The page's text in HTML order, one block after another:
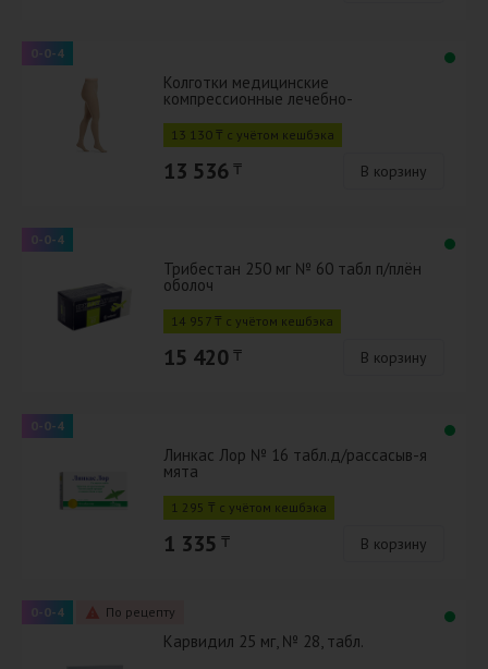
0-0-4
Колготки медицинские
компрессионные лечебно-
размеры 4 бежевый
13 130 ₸ с учётом кешбэка
13 536 ₸ В корзину
0-0-4
Трибестан 250 мг № 60 табл п/плён
оболоч
14 957 ₸ с учётом кешбэка
15 420 ₸ В корзину
0-0-4
Линкас Лор № 16 табл.д/рассасыв-я
мята
1 295 ₸ с учётом кешбэка
1 335 ₸ В корзину
0-0-4 По рецепту
Карвидил 25 мг, № 28, табл.